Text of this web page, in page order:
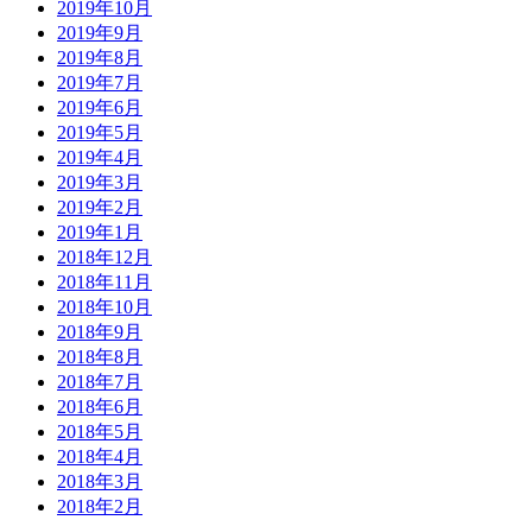
2019年10月
2019年9月
2019年8月
2019年7月
2019年6月
2019年5月
2019年4月
2019年3月
2019年2月
2019年1月
2018年12月
2018年11月
2018年10月
2018年9月
2018年8月
2018年7月
2018年6月
2018年5月
2018年4月
2018年3月
2018年2月